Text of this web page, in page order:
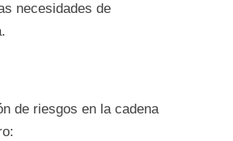
necesidades de
de riesgos en la cadena